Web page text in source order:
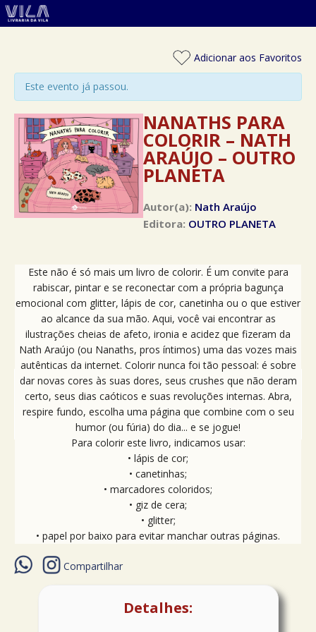
Adicionar aos Favoritos
Este evento já passou.
NANATHS PARA
COLORIR – NATH
ARAÚJO – OUTRO
PLANETA
Autor(a): Nath Araújo
Editora: OUTRO PLANETA
Este não é só mais um livro de colorir. É um convite para
rabiscar, pintar e se reconectar com a própria bagunça
emocional com glitter, lápis de cor, canetinha ou o que estiver
ao alcance da sua mão. Aqui, você vai encontrar as
ilustrações cheias de afeto, ironia e acidez que fizeram da
Nath Araújo (ou Nanaths, pros íntimos) uma das vozes mais
autênticas da internet. Colorir nunca foi tão pessoal: é sobre
dar novas cores às suas dores, seus crushes que não deram
certo, seus dias caóticos e suas revoluções internas. Abra,
respire fundo, escolha uma página que combine com o seu
humor (ou fúria) do dia... e se jogue!
Para colorir este livro, indicamos usar:
• lápis de cor;
• canetinhas;
• marcadores coloridos;
• giz de cera;
• glitter;
• papel por baixo para evitar manchar outras páginas.
Compartilhar
Detalhes: